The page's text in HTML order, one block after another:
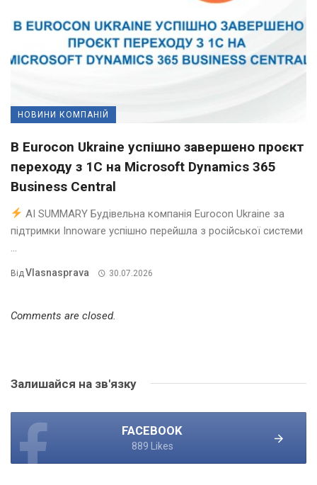
НОВИНИ КОМПАНІЙ
В Eurocon Ukraine успішно завершено проєкт
переходу з 1С на Microsoft Dynamics 365
Business Central
AI SUMMARY Будівельна компанія Eurocon Ukraine за
підтримки Innoware успішно перейшла з російської системи
...
ВідVlasnasprava 30.07.2026
Comments are closed.
Залишайся на зв'язку
FACEBOOK
889 Likes